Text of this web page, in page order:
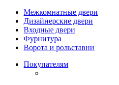
Межкомнатные двери
Дизайнерские двери
Входные двери
Фурнитура
Ворота и рольставни
Покупателям